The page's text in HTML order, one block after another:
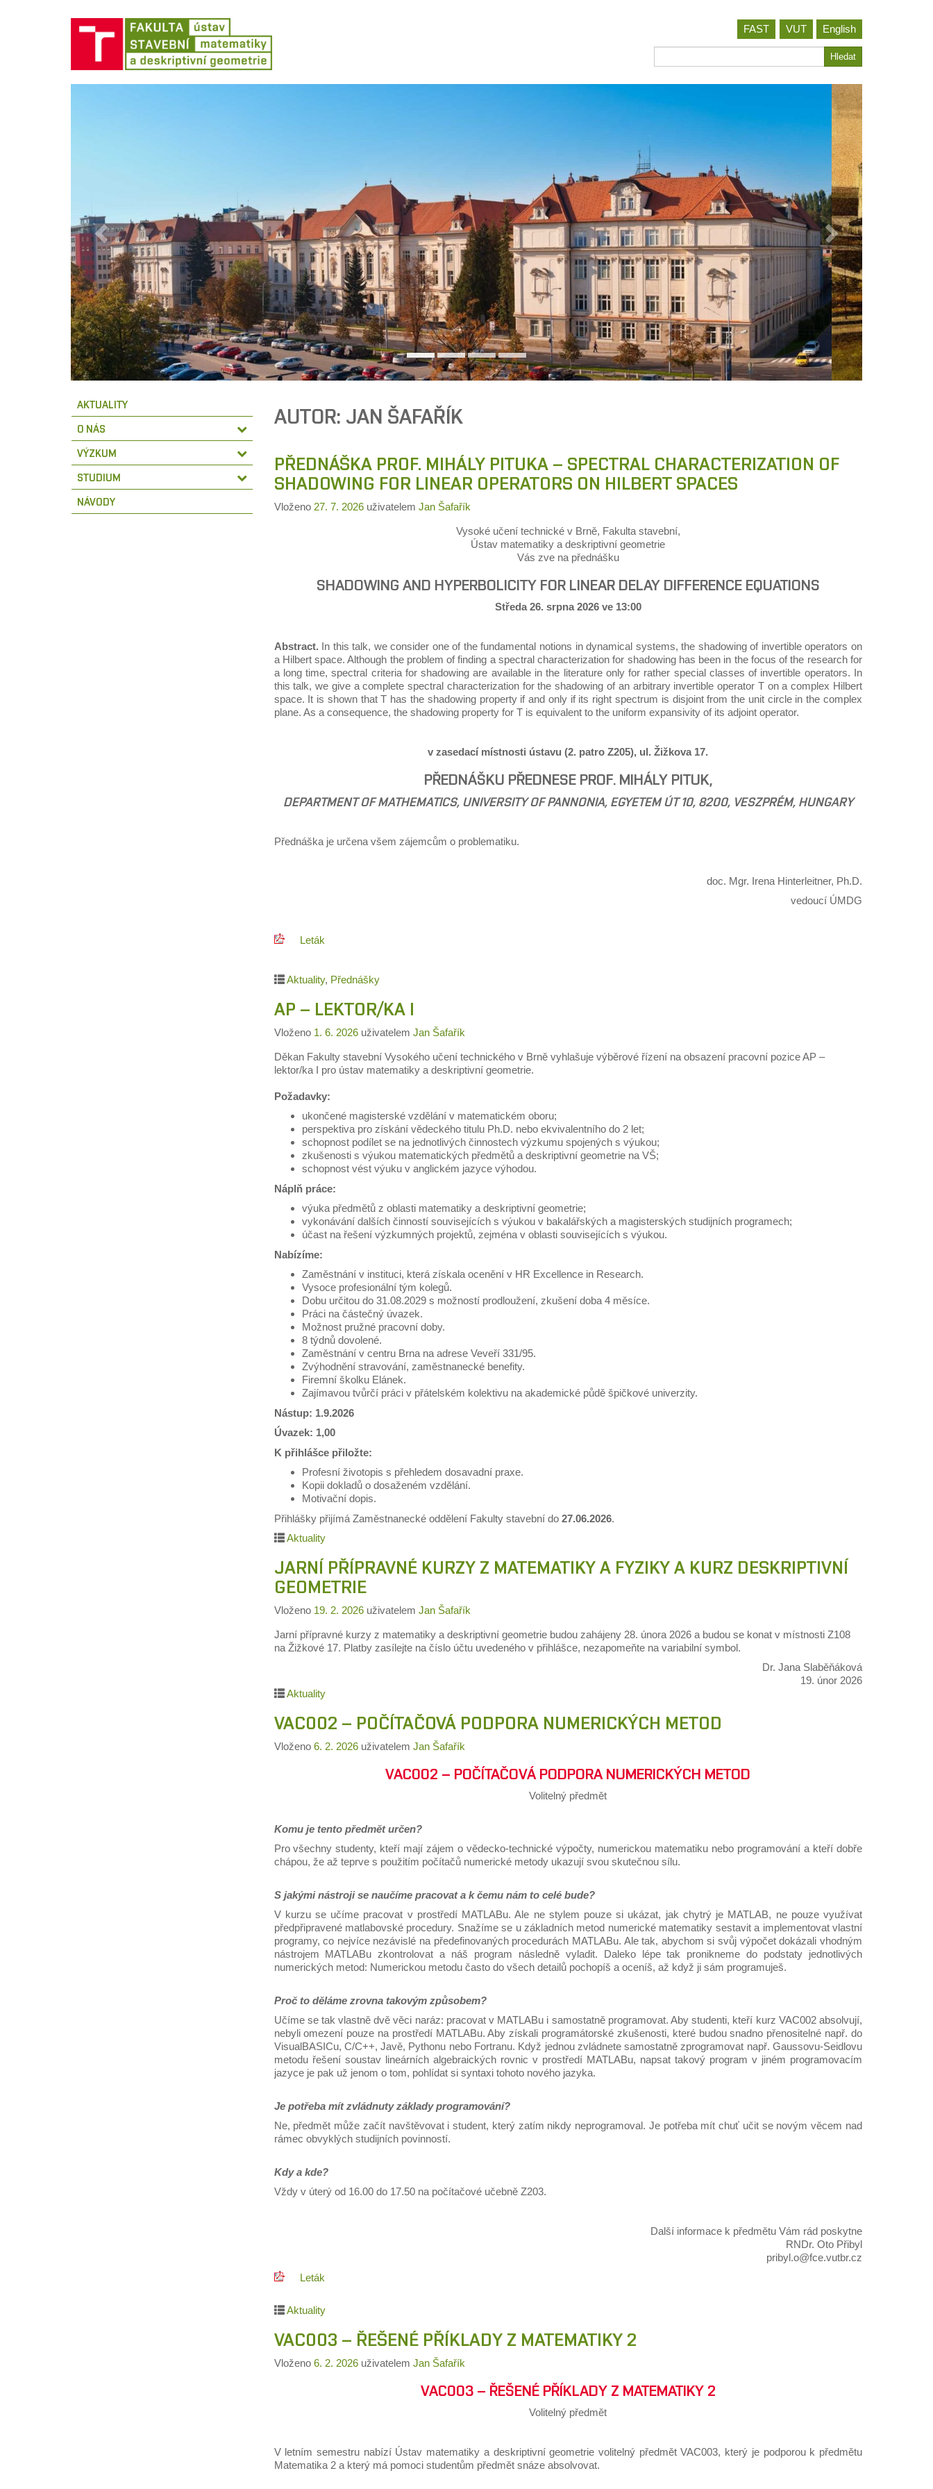
FAST VUT
English
Hledat
AKTUALITY
O NÁS
VÝZKUM
STUDIUM
NÁVODY
AUTOR: JAN ŠAFAŘÍK
PŘEDNÁŠKA PROF. MIHÁLY PITUKA – SPECTRAL CHARACTERIZATION OF
SHADOWING FOR LINEAR OPERATORS ON HILBERT SPACES
Vloženo 27. 7. 2026 uživatelem Jan Šafařík
Vysoké učení technické v Brně, Fakulta stavební,
Ústav matematiky a deskriptivní geometrie
Vás zve na přednášku
SHADOWING AND HYPERBOLICITY FOR LINEAR DELAY DIFFERENCE EQUATIONS
Středa 26. srpna 2026 ve 13:00
Abstract. In this talk, we consider one of the fundamental notions in dynamical systems, the shadowing of invertible operators on
a Hilbert space. Although the problem of finding a spectral characterization for shadowing has been in the focus of the research for
a long time, spectral criteria for shadowing are available in the literature only for rather special classes of invertible operators. In
this talk, we give a complete spectral characterization for the shadowing of an arbitrary invertible operator T on a complex Hilbert
space. It is shown that T has the shadowing property if and only if its right spectrum is disjoint from the unit circle in the complex
plane. As a consequence, the shadowing property for T is equivalent to the uniform expansivity of its adjoint operator.
v zasedací místnosti ústavu (2. patro Z205), ul. Žižkova 17.
PŘEDNÁŠKU PŘEDNESE PROF. MIHÁLY PITUK,
DEPARTMENT OF MATHEMATICS, UNIVERSITY OF PANNONIA, EGYETEM ÚT 10, 8200, VESZPRÉM, HUNGARY
Přednáška je určena všem zájemcům o problematiku.
doc. Mgr. Irena Hinterleitner, Ph.D.
vedoucí ÚMDG
Leták
Aktuality, Přednášky
AP – LEKTOR/KA I
Vloženo 1. 6. 2026 uživatelem Jan Šafařík
Děkan Fakulty stavební Vysokého učení technického v Brně vyhlašuje výběrové řízení na obsazení pracovní pozice AP –
lektor/ka I pro ústav matematiky a deskriptivní geometrie.
Požadavky:
ukončené magisterské vzdělání v matematickém oboru;
perspektiva pro získání vědeckého titulu Ph.D. nebo ekvivalentního do 2 let;
schopnost podílet se na jednotlivých činnostech výzkumu spojených s výukou;
zkušenosti s výukou matematických předmětů a deskriptivní geometrie na VŠ;
schopnost vést výuku v anglickém jazyce výhodou.
Náplň práce:
výuka předmětů z oblasti matematiky a deskriptivní geometrie;
vykonávání dalších činností souvisejících s výukou v bakalářských a magisterských studijních programech;
účast na řešení výzkumných projektů, zejména v oblasti souvisejících s výukou.
Nabízíme:
Zaměstnání v instituci, která získala ocenění v HR Excellence in Research.
Vysoce profesionální tým kolegů.
Dobu určitou do 31.08.2029 s možností prodloužení, zkušení doba 4 měsíce.
Práci na částečný úvazek.
Možnost pružné pracovní doby.
8 týdnů dovolené.
Zaměstnání v centru Brna na adrese Veveří 331/95.
Zvýhodnění stravování, zaměstnanecké benefity.
Firemní školku Elánek.
Zajímavou tvůrčí práci v přátelském kolektivu na akademické půdě špičkové univerzity.
Nástup: 1.9.2026
Úvazek: 1,00
K přihlášce přiložte:
Profesní životopis s přehledem dosavadní praxe.
Kopii dokladů o dosaženém vzdělání.
Motivační dopis.
Přihlášky přijímá Zaměstnanecké oddělení Fakulty stavební do 27.06.2026.
Aktuality
JARNÍ PŘÍPRAVNÉ KURZY Z MATEMATIKY A FYZIKY A KURZ DESKRIPTIVNÍ
GEOMETRIE
Vloženo 19. 2. 2026 uživatelem Jan Šafařík
Jarní přípravné kurzy z matematiky a deskriptivní geometrie budou zahájeny 28. února 2026 a budou se konat v místnosti Z108
na Žižkové 17. Platby zasílejte na číslo účtu uvedeného v přihlášce, nezapomeňte na variabilní symbol.
Dr. Jana Slaběňáková
19. únor 2026
Aktuality
VAC002 – POČÍTAČOVÁ PODPORA NUMERICKÝCH METOD
Vloženo 6. 2. 2026 uživatelem Jan Šafařík
VAC002 – POČÍTAČOVÁ PODPORA NUMERICKÝCH METOD
Volitelný předmět
Komu je tento předmět určen?
Pro všechny studenty, kteří mají zájem o vědecko-technické výpočty, numerickou matematiku nebo programování a kteří dobře
chápou, že až teprve s použitím počítačů numerické metody ukazují svou skutečnou sílu.
S jakými nástroji se naučíme pracovat a k čemu nám to celé bude?
V kurzu se učíme pracovat v prostředí MATLABu. Ale ne stylem pouze si ukázat, jak chytrý je MATLAB, ne pouze využívat
předpřipravené matlabovské procedury. Snažíme se u základních metod numerické matematiky sestavit a implementovat vlastní
programy, co nejvíce nezávislé na předefinovaných procedurách MATLABu. Ale tak, abychom si svůj výpočet dokázali vhodným
nástrojem MATLABu zkontrolovat a náš program následně vyladit. Daleko lépe tak pronikneme do podstaty jednotlivých
numerických metod: Numerickou metodu často do všech detailů pochopíš a oceníš, až když ji sám programuješ.
Proč to děláme zrovna takovým způsobem?
Učíme se tak vlastně dvě věci naráz: pracovat v MATLABu i samostatně programovat. Aby studenti, kteří kurz VAC002 absolvují,
nebyli omezení pouze na prostředí MATLABu. Aby získali programátorské zkušenosti, které budou snadno přenositelné např. do
VisualBASICu, C/C++, Javě, Pythonu nebo Fortranu. Když jednou zvládnete samostatně zprogramovat např. Gaussovu-Seidlovu
metodu řešení soustav lineárních algebraických rovnic v prostředí MATLABu, napsat takový program v jiném programovacím
jazyce je pak už jenom o tom, pohlídat si syntaxi tohoto nového jazyka.
Je potřeba mít zvládnuty základy programování?
Ne, předmět může začít navštěvovat i student, který zatím nikdy neprogramoval. Je potřeba mít chuť učit se novým věcem nad
rámec obvyklých studijních povinností.
Kdy a kde?
Vždy v úterý od 16.00 do 17.50 na počítačové učebně Z203.
Další informace k předmětu Vám rád poskytne
RNDr. Oto Přibyl
pribyl.o@fce.vutbr.cz
Leták
Aktuality
VAC003 – ŘEŠENÉ PŘÍKLADY Z MATEMATIKY 2
Vloženo 6. 2. 2026 uživatelem Jan Šafařík
VAC003 – ŘEŠENÉ PŘÍKLADY Z MATEMATIKY 2
Volitelný předmět
V letním semestru nabízí Ústav matematiky a deskriptivní geometrie volitelný předmět VAC003, který je podporou k předmětu
Matematika 2 a který má pomoci studentům předmět snáze absolvovat.